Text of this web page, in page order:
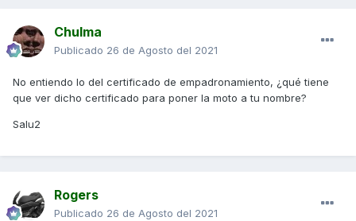
Chulma
Publicado 26 de Agosto del 2021
No entiendo lo del certificado de empadronamiento, ¿qué tiene
que ver dicho certificado para poner la moto a tu nombre?
Salu2
Rogers
Publicado 26 de Agosto del 2021